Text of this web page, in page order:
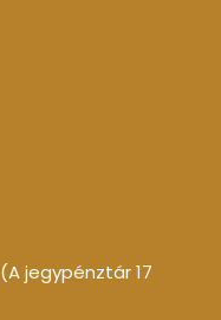
(A jegypénztár 17